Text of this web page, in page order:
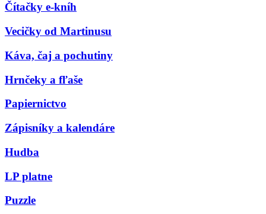
Čítačky e-kníh
Vecičky od Martinusu
Káva, čaj a pochutiny
Hrnčeky a fľaše
Papiernictvo
Zápisníky a kalendáre
Hudba
LP platne
Puzzle